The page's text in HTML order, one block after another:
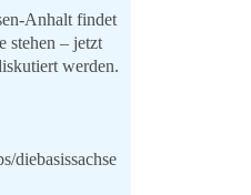
Anhalt findet
stehen – jetzt
werden.
diebasissachse